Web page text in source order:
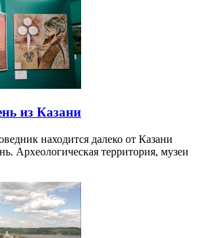
из Казани
находится далеко от Казани
Археологическая территория, музеи